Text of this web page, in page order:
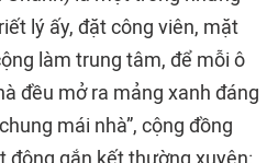
lý ấy, đặt công viên, mặt
làm trung tâm, để mỗi ô
đều mở ra mảng xanh đáng
mái nhà”, cộng đồng